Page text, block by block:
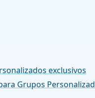
exclusivos
Grupos